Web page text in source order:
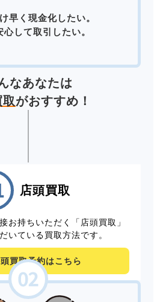
早く現金化したい。
心して取引したい。
なあなたは
がおすすめ！
店頭買取
お持ちいただく「店頭買取」
いている買取方法です。
頭買取予約はこちら